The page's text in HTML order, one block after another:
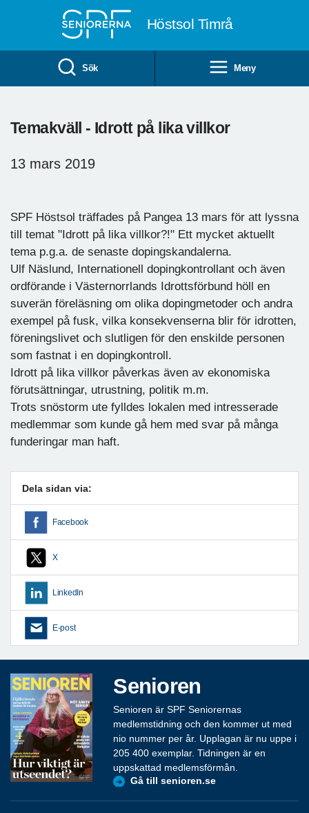
Höstsol Timrå
Sök Meny
Temakväll - Idrott på lika villkor
13 mars 2019
SPF Höstsol träffades på Pangea 13 mars för att lyssna
till temat "Idrott på lika villkor?!" Ett mycket aktuellt
tema p.g.a. de senaste dopingskandalerna.
Ulf Näslund, Internationell dopingkontrollant och även
ordförande i Västernorrlands Idrottsförbund höll en
suverän föreläsning om olika dopingmetoder och andra
exempel på fusk, vilka konsekvenserna blir för idrotten,
föreningslivet och slutligen för den enskilde personen
som fastnat i en dopingkontroll.
Idrott på lika villkor påverkas även av ekonomiska
förutsättningar, utrustning, politik m.m.
Trots snöstorm ute fylldes lokalen med intresserade
medlemmar som kunde gå hem med svar på många
funderingar man haft.
Dela sidan via:
Facebook
X
LinkedIn
E-post
Senioren
Senioren är SPF Seniorernas
medlemstidning och den kommer ut med
nio nummer per år. Upplagan är nu uppe i
205 400 exemplar. Tidningen är en
uppskattad medlemsförmån.
Gå till senioren.se